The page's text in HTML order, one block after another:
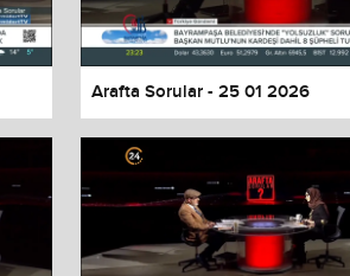
Arafta Sorular - 25 01 2026